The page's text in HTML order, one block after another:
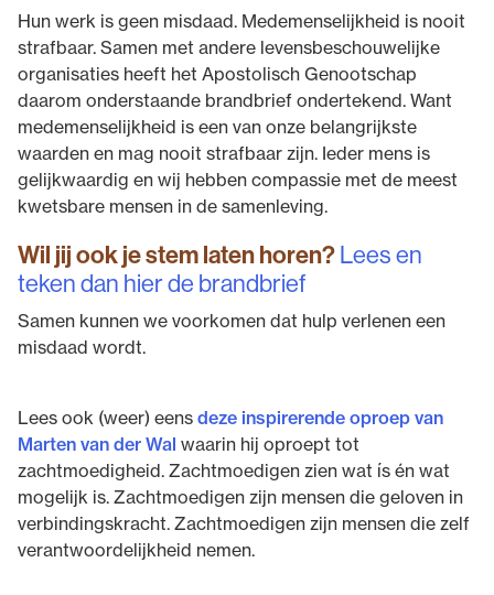
Hun werk is geen misdaad. Medemenselijkheid is nooit
strafbaar. Samen met andere levensbeschouwelijke
organisaties heeft het Apostolisch Genootschap
daarom onderstaande brandbrief ondertekend. Want
medemenselijkheid is een van onze belangrijkste
waarden en mag nooit strafbaar zijn. Ieder mens is
gelijkwaardig en wij hebben compassie met de meest
kwetsbare mensen in de samenleving.
Wil jij ook je stem laten horen? Lees en
teken dan hier de brandbrief
Samen kunnen we voorkomen dat hulp verlenen een
misdaad wordt.
Lees ook (weer) eens deze inspirerende oproep van
Marten van der Wal waarin hij oproept tot
zachtmoedigheid. Zachtmoedigen zien wat ís én wat
mogelijk is. Zachtmoedigen zijn mensen die geloven in
verbindingskracht. Zachtmoedigen zijn mensen die zelf
verantwoordelijkheid nemen.